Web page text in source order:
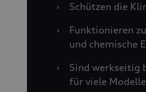
›
Schützen die
›
Funktionieren
und chemische
›
Sind werkseitig
für viele